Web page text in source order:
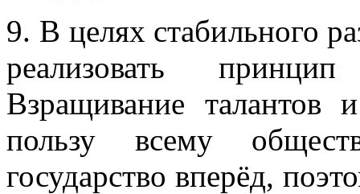
9. В целях стабильного
реализовать
Взращивание талантов
пользу всему
государство вперёд,